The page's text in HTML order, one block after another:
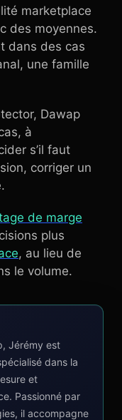
marketplace
des moyennes.
dans des cas
une famille
Dawap
à
s’il faut
corriger un
de marge
plus
, au lieu de
le volume.
Jérémy est
dans la
et
Passionné par
il accompagne